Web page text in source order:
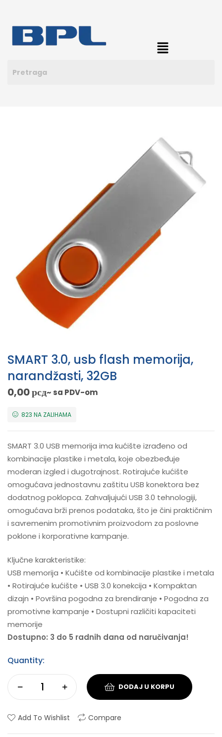
SMART 3.0, usb flash memorija,
narandžasti, 32GB
0,00рсд~ sa PDV-om
823 NA ZALIHAMA
SMART 3.0 USB memorija ima kućište izrađeno od
kombinacije plastike i metala, koje obezbeđuje
moderan izgled i dugotrajnost. Rotirajuće kućište
omogućava jednostavnu zaštitu USB konektora bez
dodatnog poklopca. Zahvaljujući USB 3.0 tehnologiji,
omogućava brži prenos podataka, što je čini praktičnim
i savremenim promotivnim proizvodom za poslovne
poklone i korporativne kampanje.
Ključne karakteristike:
USB memorija • Kućište od kombinacije plastike i metala
• Rotirajuće kućište • USB 3.0 konekcija • Kompaktan
dizajn • Površina pogodna za brendiranje • Pogodna za
promotivne kampanje • Dostupni različiti kapaciteti
memorije
Dostupno: 3 do 5 radnih dana od naručivanja!
Quantity:
DODAJ U KORPU
Add To Wishlist Compare